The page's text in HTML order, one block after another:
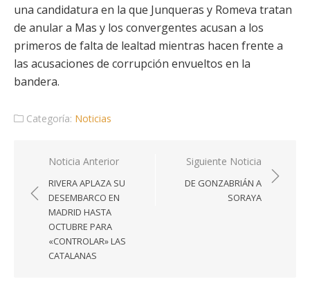
una candidatura en la que Junqueras y Romeva tratan
de anular a Mas y los convergentes acusan a los
primeros de falta de lealtad mientras hacen frente a
las acusaciones de corrupción envueltos en la
bandera.
Categoría: Noticias
Navegación
entradas
Noticia Anterior
RIVERA APLAZA SU
DESEMBARCO EN
MADRID HASTA
OCTUBRE PARA
«CONTROLAR» LAS
CATALANAS
Siguiente Noticia
DE GONZABRIÁN A
SORAYA